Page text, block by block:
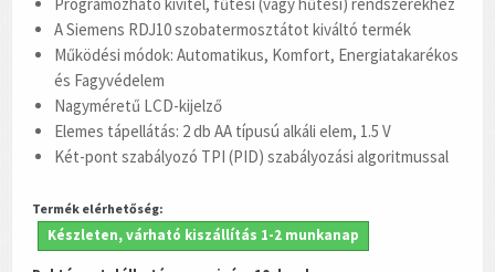
A Siemens RDJ10 szobatermosztátot kiváltó termék
Működési módok: Automatikus, Komfort, Energiatakarékos
és Fagyvédelem
Nagyméretű LCD-kijelző
Elemes tápellátás: 2 db AA típusú alkáli elem, 1.5 V
Két-pont szabályozó TPI (PID) szabályozási algoritmussal
Termék elérhetőség:
Készleten, várható kiszállítás 1-2 munkanap